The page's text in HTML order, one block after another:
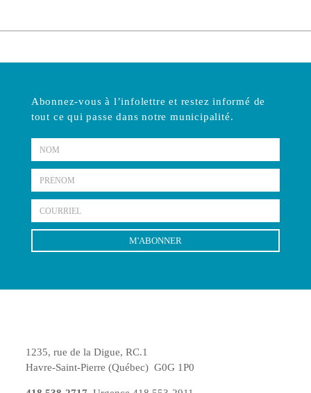
Abonnez-vous à l’infolettre et restez informé de
tout ce qui passe dans notre municipalité.
M'ABONNER
1235, rue de la Digue, RC.1
Havre-Saint-Pierre (Québec) G0G 1P0